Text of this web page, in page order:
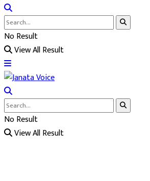
No Result
View All Result
No Result
View All Result